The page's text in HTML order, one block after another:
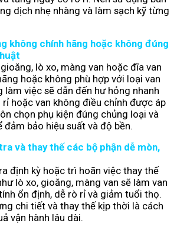
dịch nhẹ nhàng và làm sạch kỹ từng
không chính hãng hoặc không đúng
lò xo, màng van hoặc đĩa van
hoặc không phù hợp với loại van
việc sẽ dẫn đến hư hỏng nhanh
rỉ hoặc van không điều chỉnh được áp
chọn phụ kiện đúng chủng loại và
đảm bảo hiệu suất và độ bền.
và thay thế các bộ phận dễ mòn,
định kỳ hoặc trì hoãn việc thay thế
lò xo, gioăng, màng van sẽ làm van
ổn định, dễ rò rỉ và giảm tuổi thọ.
chi tiết và thay thế kịp thời là cách
vận hành lâu dài.